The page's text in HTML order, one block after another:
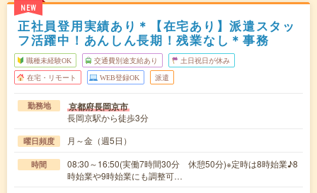
NEW
正社員登用実績あり＊【在宅あり】派遣スタッ
フ活躍中！あんしん長期！残業なし＊事務
職種未経験OK 交通費別途支給あり 土日祝日が休み
在宅・リモート WEB登録OK 派遣
勤務地 京都府長岡京市
長岡京駅から徒歩3分
曜日頻度 月～金（週5日）
時間
08:30～16:50(実働7時間30分 休憩50分)※定時は8時始業♪8
時始業や9時始業にも調整可…